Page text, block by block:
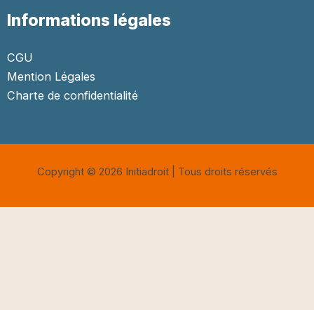
Informations légales
CGU
Mention Légales
Charte de confidentialité
Copyright © 2026 Initiadroit | Tous droits réservés